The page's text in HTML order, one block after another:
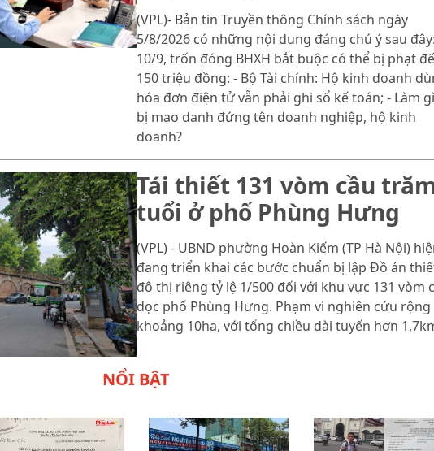
(VPL)- Bản tin Truyền thông Chính sách ngày
5/8/2026 có những nội dung đáng chú ý sau
10/9, trốn đóng BHXH bắt buộc có thể bị phạt
150 triệu đồng: - Bộ Tài chính: Hộ kinh doanh
hóa đơn điện tử vẫn phải ghi sổ kế toán; - Làm
bị mạo danh đứng tên doanh nghiệp, hộ kinh
doanh?
Tái thiết 131 vòm cầu
tuổi ở phố Phùng Hưng
(VPL) - UBND phường Hoàn Kiếm (TP Hà Nội)
đang triển khai các bước chuẩn bị lập Đồ án
đô thị riêng tỷ lệ 1/500 đối với khu vực 131 vòm
dọc phố Phùng Hưng. Phạm vi nghiên cứu rộng
khoảng 10ha, với tổng chiều dài tuyến hơn
NỔI BẬT